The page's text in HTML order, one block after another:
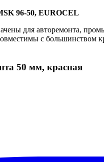
96-50, EUROCEL
для авторемонта,
с большинством
50 мм, красная